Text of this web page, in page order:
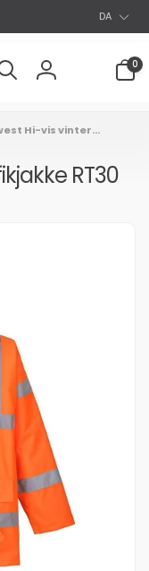
p
DA
Log
0
0
varer
Hi-vis vinter...
RT30